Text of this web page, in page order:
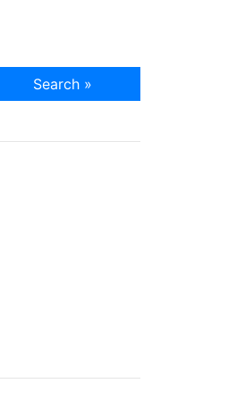
Search »